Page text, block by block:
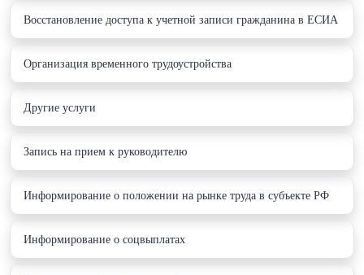
Восстановление доступа к учетной записи гражданина в ЕСИА
Организация временного трудоустройства
Другие услуги
Запись на прием к руководителю
Информирование о положении на рынке труда в субъекте РФ
Информирование о соцвыплатах